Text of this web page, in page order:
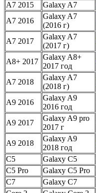
A7 2015
Galaxy A7
A7 2016
Galaxy A7
(2016 г)
A7 2017
Galaxy A7
(2017 г)
A8+ 2017
Galaxy A8+
2017 год
A7 2018
Galaxy A7
(2018 г)
A9 2016
Galaxy A9
2016 год
A9 2017
Galaxy A9 pro
2017 г
A9 2018
Galaxy A9
2018 год
C5
Galaxy C5
C5 Pro
Galaxy C5 Pro
C7
Galaxy C7